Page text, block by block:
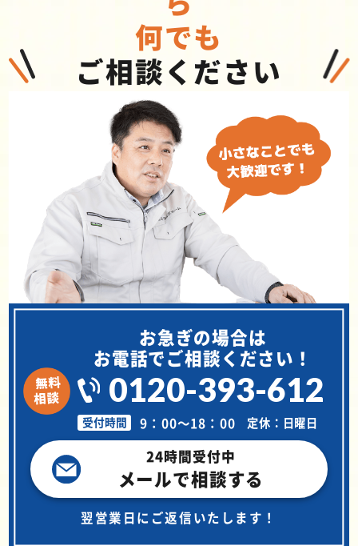
何でも
ご相談ください
お急ぎの場合は
お電話でご相談ください！
0120-393-612
受付時間 9：00～18：00 定休：日曜日
24時間受付中
メールで相談する
翌営業日にご返信いたします！